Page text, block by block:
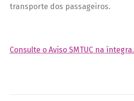
transporte dos passageiros.
Consulte o Aviso SMTUC na íntegra.